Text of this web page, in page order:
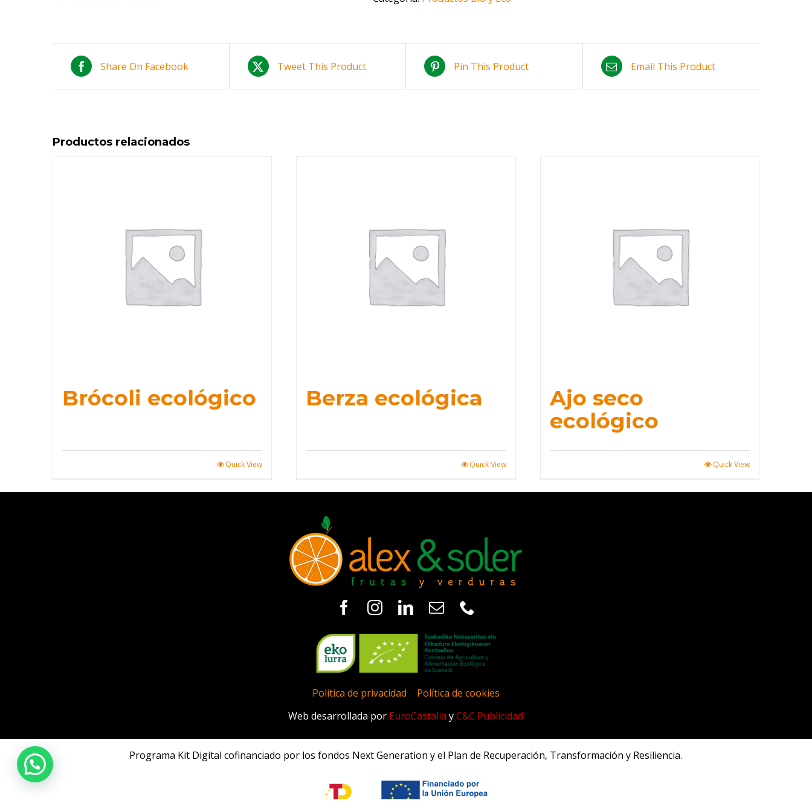
Share On Facebook Tweet This Product Pin This Product Email This Product
Productos relacionados
Brócoli ecológico
Quick View
Berza ecológica
Quick View
Ajo seco
ecológico
Quick View
Política de privacidad
Política de cookies
Web desarrollada por EuroCastalia y C&C Publicidad
Programa Kit Digital cofinanciado por los fondos Next Generation y el Plan de Recuperación, Transformación y Resiliencia.